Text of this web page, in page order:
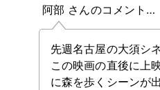
阿部 さんのコメント…
先週名古屋の大須シ
この映画の直後に上
に森を歩くシーンが